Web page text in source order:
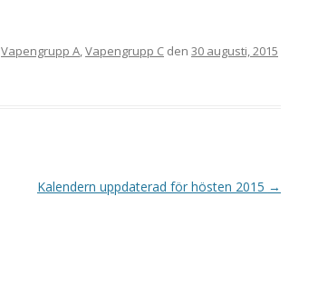
Vapengrupp A,Vapengrupp C den 30 augusti, 2015
Kalendern uppdaterad för hösten 2015 →